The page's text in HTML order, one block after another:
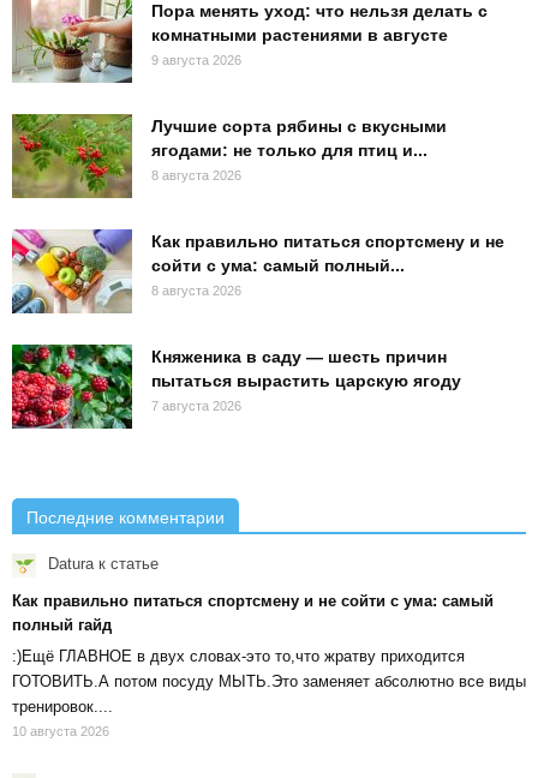
Пора менять уход: что нельзя делать с
комнатными растениями в августе
9 августа 2026
Лучшие сорта рябины с вкусными
ягодами: не только для птиц и...
8 августа 2026
Как правильно питаться спортсмену и не
сойти с ума: самый полный...
8 августа 2026
Княженика в саду — шесть причин
пытаться вырастить царскую ягоду
7 августа 2026
Последние комментарии
Daturaк статье
Как правильно питаться спортсмену и не сойти с ума: самый
полный гайд
:)Ещё ГЛАВНОЕ в двух словах-это то,что жратву приходится
ГОТОВИТЬ.А потом посуду МЫТЬ.Это заменяет абсолютно все виды
тренировок....
10 августа 2026